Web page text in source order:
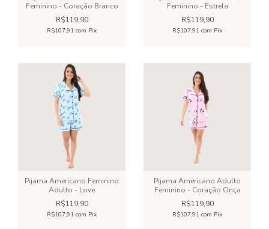
Feminino - Coração Branco
R$119,90
R$107,91 com Pix
Feminino - Estrela
R$119,90
R$107,91 com Pix
Pijama Americano Feminino
Adulto - Love
R$119,90
R$107,91 com Pix
Pijama Americano Adulto
Feminino - Coração Onça
R$119,90
R$107,91 com Pix